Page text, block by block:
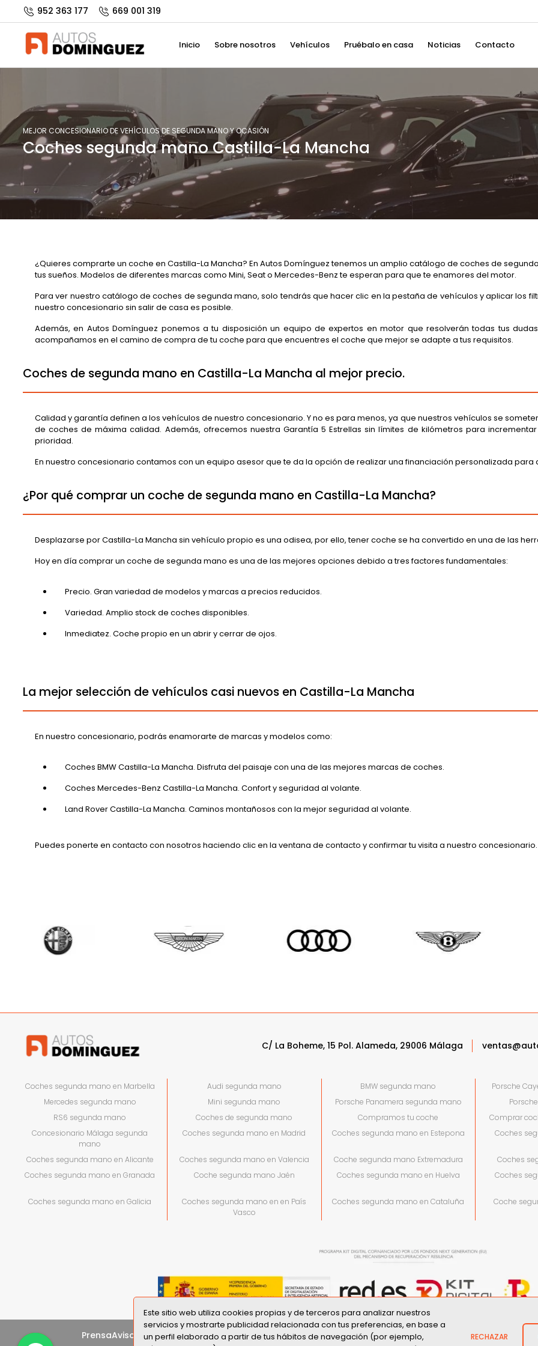
952 363 177 669 001 319
Inicio Sobre nosotros Vehículos Pruébalo en casa Noticias Contacto
MEJOR CONCESIONARIO DE VEHÍCULOS DE SEGUNDA MANO Y OCASIÓN
Coches segunda mano Castilla-La Mancha
¿Quieres comprarte un coche en Castilla-La Mancha? En Autos Domínguez tenemos un amplio catálogo de coches de
tus sueños. Modelos de diferentes marcas como Mini, Seat o Mercedes-Benz te esperan para que te enamores del motor.
Para ver nuestro catálogo de coches de segunda mano, solo tendrás que hacer clic en la pestaña de vehículos y aplicar los
nuestro concesionario sin salir de casa es posible.
Además, en Autos Domínguez ponemos a tu disposición un equipo de expertos en motor que resolverán todas tus
acompañamos en el camino de compra de tu coche para que encuentres el coche que mejor se adapte a tus requisitos.
Coches de segunda mano en Castilla-La Mancha al mejor precio.
Calidad y garantía definen a los vehículos de nuestro concesionario. Y no es para menos, ya que nuestros vehículos se
de coches de máxima calidad. Además, ofrecemos nuestra Garantía 5 Estrellas sin límites de kilómetros para
prioridad.
En nuestro concesionario contamos con un equipo asesor que te da la opción de realizar una financiación personalizada
¿Por qué comprar un coche de segunda mano en Castilla-La Mancha?
Desplazarse por Castilla-La Mancha sin vehículo propio es una odisea, por ello, tener coche se ha convertido en una de las
Hoy en día comprar un coche de segunda mano es una de las mejores opciones debido a tres factores fundamentales:
Precio. Gran variedad de modelos y marcas a precios reducidos.
Variedad. Amplio stock de coches disponibles.
Inmediatez. Coche propio en un abrir y cerrar de ojos.
La mejor selección de vehículos casi nuevos en Castilla-La Mancha
En nuestro concesionario, podrás enamorarte de marcas y modelos como:
Coches BMW Castilla-La Mancha. Disfruta del paisaje con una de las mejores marcas de coches.
Coches Mercedes-Benz Castilla-La Mancha. Confort y seguridad al volante.
Land Rover Castilla-La Mancha. Caminos montañosos con la mejor seguridad al volante.
Puedes ponerte en contacto con nosotros haciendo clic en la ventana de contacto y confirmar tu visita a nuestro concesionario.
Este sitio web utiliza cookies propias y de terceros para analizar nuestros
servicios y mostrarte publicidad relacionada con tus preferencias, en base a
un perfil elaborado a partir de tus hábitos de navegación (por ejemplo,
RECHAZAR
C/ La Boheme, 15 Pol. Alameda, 29006 Málaga
Coches segunda mano en Marbella Audi segunda mano BMW segunda mano Porsche
Mercedes segunda mano
Mini segunda mano Porsche Panamera segunda mano
RS6 segunda mano
Coches de segunda mano Compramos tu coche Comprar
Concesionario Málaga segunda
mano
Coches segunda mano en Madrid Coches segunda mano en Estepona
Coches
Coches segunda mano en Alicante Coches segunda mano en Valencia Coche segunda mano Extremadura Coches
Coches segunda mano en Granada
Coche segunda mano Jaén Coches segunda mano en Huelva Coches
Coches segunda mano en Galicia
Coches segunda mano en en País
Vasco
Coches segunda mano en Cataluña Coche
PrensaAviso LegalPolitica de CookiesSitemapPolitica de PrivacidadPreguntas Frecuentes Declaración de